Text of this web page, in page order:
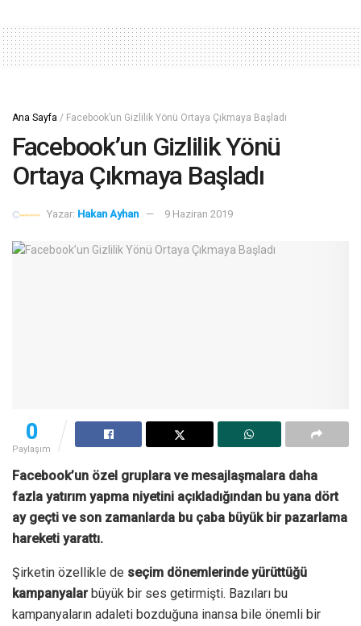
Ana Sayfa / Facebook’un Gizlilik Yönü Ortaya Çıkmaya Başladı
Facebook’un Gizlilik Yönü
Ortaya Çıkmaya Başladı
Yazar: Hakan Ayhan 9 Haziran 2019
0
Paylaşım
Facebook’un özel gruplara ve mesajlaşmalara daha
fazla yatırım yapma niyetini açıkladığından bu yana dört
ay geçti ve son zamanlarda bu çaba büyük bir pazarlama
hareketi yarattı.
Şirketin özellikle de seçim dönemlerinde yürüttüğü
kampanyalarbüyük bir ses getirmişti. Bazıları bu
kampanyaların adaleti bozduğuna inansa bile önemli bir